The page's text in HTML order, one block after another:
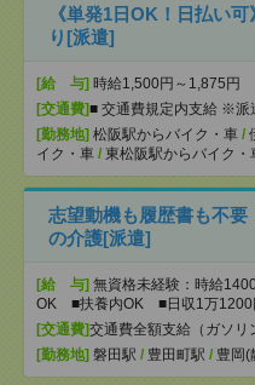
《単発1日OK！日払い
り[派遣]
[給 与] 時給1,500円～1,875円
[交通費]■ 交通費規定内支給 ※派
[勤務地] 松阪駅からバイク・車 /
イク・車 / 東松阪駅からバイク・
志望動機も履歴書も不
の介護[派遣]
[給 与] 無資格未経験：時給
OK ■扶養内OK ■日収1万1200
[交通費]交通費全額支給（ガソリ
[勤務地] 磐田駅 / 豊田町駅 / 豊岡(